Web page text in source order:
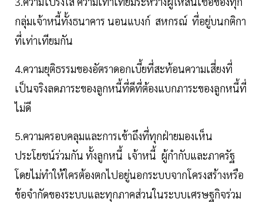
กลุ่มเจ้าหนี้ทั้งธนาคาร นอนแบงก์ สหกรณ์ ที่อยู่บนกติกา
ที่เท่าเทียมกัน
4.ความยุติธรรมของอัตราดอกเบี้ยที่สะท้อนความเสี่ยงที่
เป็นจริงลดภาระของลูกหนี้ที่ดีที่ต้องแบกภาระของลูกหนี้ที่
ไม่ดี
5.ความครอบคลุมและการเข้าถึงที่ทุกฝ่ายมองเห็น
ประโยชน์ร่วมกัน ทั้งลูกหนี้ เจ้าหนี้ ผู้กำกับและภาครัฐ
โดยไม่ทำให้ใครต้องตกไปอยู่นอกระบบจากโครงสร้างหรือ
ข้อจำกัดของระบบและทุกภาคส่วนในระบบเศรษฐกิจร่วม